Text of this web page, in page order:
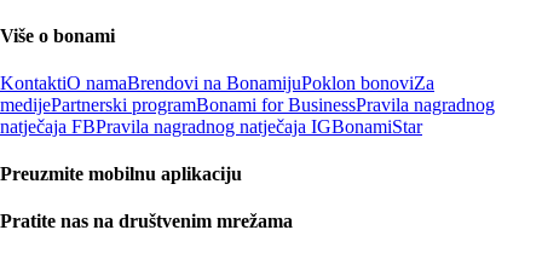
Više o bonami
KontaktiO namaBrendovi na BonamijuPoklon bonoviZa
medijePartnerski programBonami for BusinessPravila nagradnog
natječaja FBPravila nagradnog natječaja IGBonamiStar
Preuzmite mobilnu aplikaciju
Pratite nas na društvenim mrežama